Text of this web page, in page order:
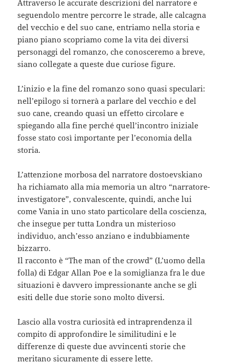
Attraverso le accurate descrizioni del narratore e
seguendolo mentre percorre le strade, alle calcagna
del vecchio e del suo cane, entriamo nella storia e
piano piano scopriamo come la vita dei diversi
personaggi del romanzo, che conosceremo a breve,
siano collegate a queste due curiose figure.
L’inizio e la fine del romanzo sono quasi speculari:
nell’epilogo si tornerà a parlare del vecchio e del
suo cane, creando quasi un effetto circolare e
spiegando alla fine perché quell’incontro iniziale
fosse stato così importante per l’economia della
storia.
L’attenzione morbosa del narratore dostoevskiano
ha richiamato alla mia memoria un altro “narratore-
investigatore”, convalescente, quindi, anche lui
come Vania in uno stato particolare della coscienza,
che insegue per tutta Londra un misterioso
individuo, anch’esso anziano e indubbiamente
bizzarro.
Il racconto è “The man of the crowd” (L’uomo della
folla) di Edgar Allan Poe e la somiglianza fra le due
situazioni è davvero impressionante anche se gli
esiti delle due storie sono molto diversi.
Lascio alla vostra curiosità ed intraprendenza il
compito di approfondire le similitudini e le
differenze di queste due avvincenti storie che
meritano sicuramente di essere lette.